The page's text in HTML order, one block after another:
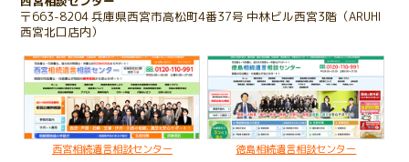
子のいない夫婦が配偶者のみに財産を残すケース
2020.02.19
亡くなった父名義の不動産が不明なケース
〒663-8204 兵庫県西宮市高松町4番37号 中林ビル西宮3階（ARUHI
西宮北口店内）
西宮相続遺言相談センター 徳島相続遺言相談センター